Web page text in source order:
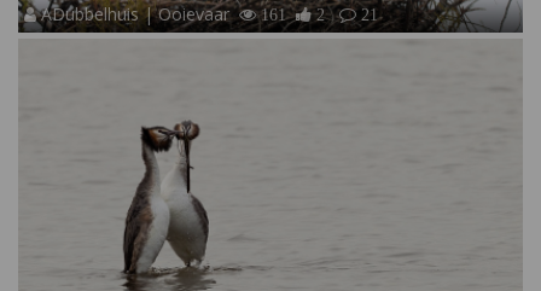
ADubbelhuis | Ooievaar 161 2 21